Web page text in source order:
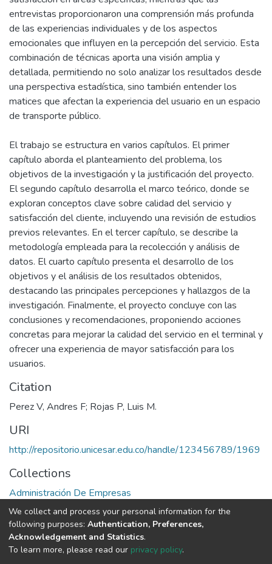
entrevistas proporcionaron una comprensión más profunda
de las experiencias individuales y de los aspectos
emocionales que influyen en la percepción del servicio. Esta
combinación de técnicas aporta una visión amplia y
detallada, permitiendo no solo analizar los resultados desde
una perspectiva estadística, sino también entender los
matices que afectan la experiencia del usuario en un espacio
de transporte público.
El trabajo se estructura en varios capítulos. El primer
capítulo aborda el planteamiento del problema, los
objetivos de la investigación y la justificación del proyecto.
El segundo capítulo desarrolla el marco teórico, donde se
exploran conceptos clave sobre calidad del servicio y
satisfacción del cliente, incluyendo una revisión de estudios
previos relevantes. En el tercer capítulo, se describe la
metodología empleada para la recolección y análisis de
datos. El cuarto capítulo presenta el desarrollo de los
objetivos y el análisis de los resultados obtenidos,
destacando las principales percepciones y hallazgos de la
investigación. Finalmente, el proyecto concluye con las
conclusiones y recomendaciones, proponiendo acciones
concretas para mejorar la calidad del servicio en el terminal y
ofrecer una experiencia de mayor satisfacción para los
usuarios.
Citation
Perez V, Andres F; Rojas P, Luis M.
URI
http://repositorio.unicesar.edu.co/handle/123456789/1969
Collections
Administración De Empresas
Full item page
DSpace software copyright © 2002-2026
We collect and process your personal information for the
following purposes: Authentication, Preferences,
Acknowledgement and Statistics.
To learn more, please read our privacy policy.